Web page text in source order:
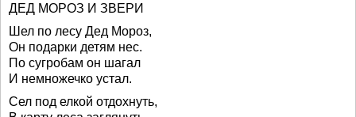
ДЕД МОРОЗ И ЗВЕРИ
Шел по лесу Дед Мороз,
Он подарки детям нес.
По сугробам он шагал
И немножечко устал.
Сел под елкой отдохнуть,